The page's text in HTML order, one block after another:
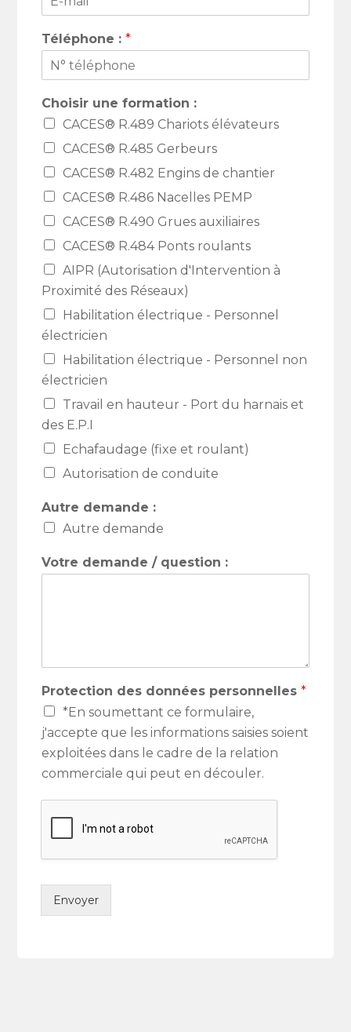
Téléphone :*
Choisir une formation :
CACES® R.489 Chariots élévateurs
CACES® R.485 Gerbeurs
CACES® R.482 Engins de chantier
CACES® R.486 Nacelles PEMP
CACES® R.490 Grues auxiliaires
CACES® R.484 Ponts roulants
AIPR (Autorisation d'Intervention à
Proximité des Réseaux)
Habilitation électrique - Personnel
électricien
Habilitation électrique - Personnel non
électricien
Travail en hauteur - Port du harnais et
des E.P.I
Echafaudage (fixe et roulant)
Autorisation de conduite
Autre demande :
Autre demande
Votre demande / question :
Protection des données personnelles*
*En soumettant ce formulaire,
j'accepte que les informations saisies soient
exploitées dans le cadre de la relation
commerciale qui peut en découler.
Envoyer